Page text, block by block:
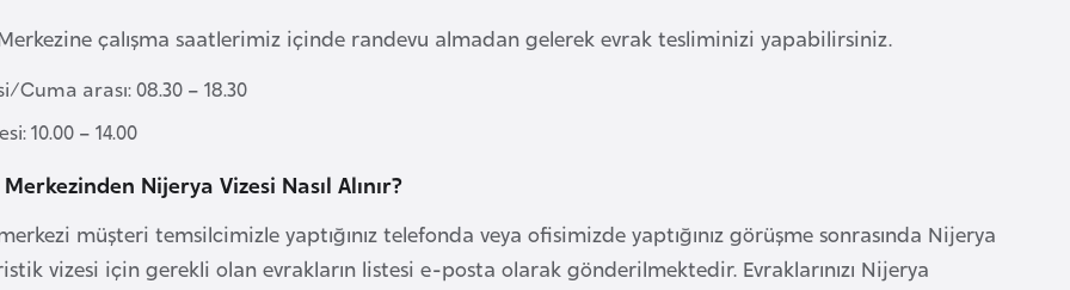
çalışma saatlerimiz içinde randevu almadan gelerek evrak tesliminizi yapabilirsiniz.
Cuma arası: 08.30 – 18.30
10.00 – 14.00
Nijerya Vizesi Nasıl Alınır?
müşteri temsilcimizle yaptığınız telefonda veya ofisimizde yaptığınız görüşme sonrasında Nijerya
vizesi için gerekli olan evrakların listesi e-posta olarak gönderilmektedir. Evraklarınızı Nijerya